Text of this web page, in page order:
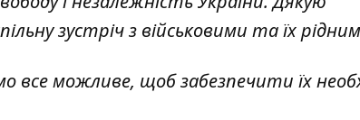
зустріч з військовими та їх
все можливе, щоб забезпечити їх